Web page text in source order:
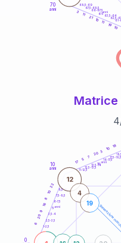
70
anni
61-
62,5-
63,5-64
66-67,5
67,5-68,5
68,5-69
10
19
11
10
21
11
3 65anni
Matrice
4
generazione
0
10
anni
1-2,5
2,5-3,5
3,5-4
6-7,5
7,5-8,5
8,5-9
11-12,5
12,5-13,5
13,5-14
16-17,5
17,5-18,5
6
20
9
16
8
10
22
17
5
7
20 3
10
18
12
4
19
5anni
15 anni